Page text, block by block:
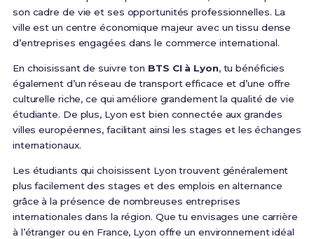
son cadre de vie et ses opportunités professionnelles. La
ville est un centre économique majeur avec un tissu dense
d’entreprises engagées dans le commerce international.
En choisissant de suivre ton BTS CI à Lyon, tu bénéficies
également d’un réseau de transport efficace et d’une offre
culturelle riche, ce qui améliore grandement la qualité de vie
étudiante. De plus, Lyon est bien connectée aux grandes
villes européennes, facilitant ainsi les stages et les échanges
internationaux.
Les étudiants qui choisissent Lyon trouvent généralement
plus facilement des stages et des emplois en alternance
grâce à la présence de nombreuses entreprises
internationales dans la région. Que tu envisages une carrière
à l’étranger ou en France, Lyon offre un environnement idéal